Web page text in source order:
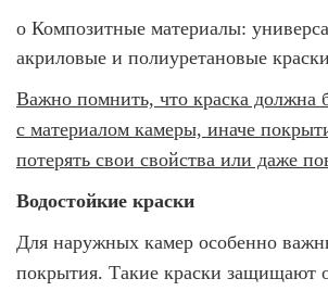
o Композитные материалы:
акриловые и полиуретановые
Важно помнить, что краска должна
с материалом камеры, иначе
потерять свои свойства или даже
Водостойкие краски
Для наружных камер особенно
покрытия. Такие краски защищают